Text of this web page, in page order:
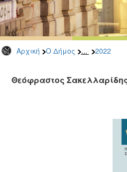
Αρχική Ο Δήμος ... 2022
Θεόφραστος